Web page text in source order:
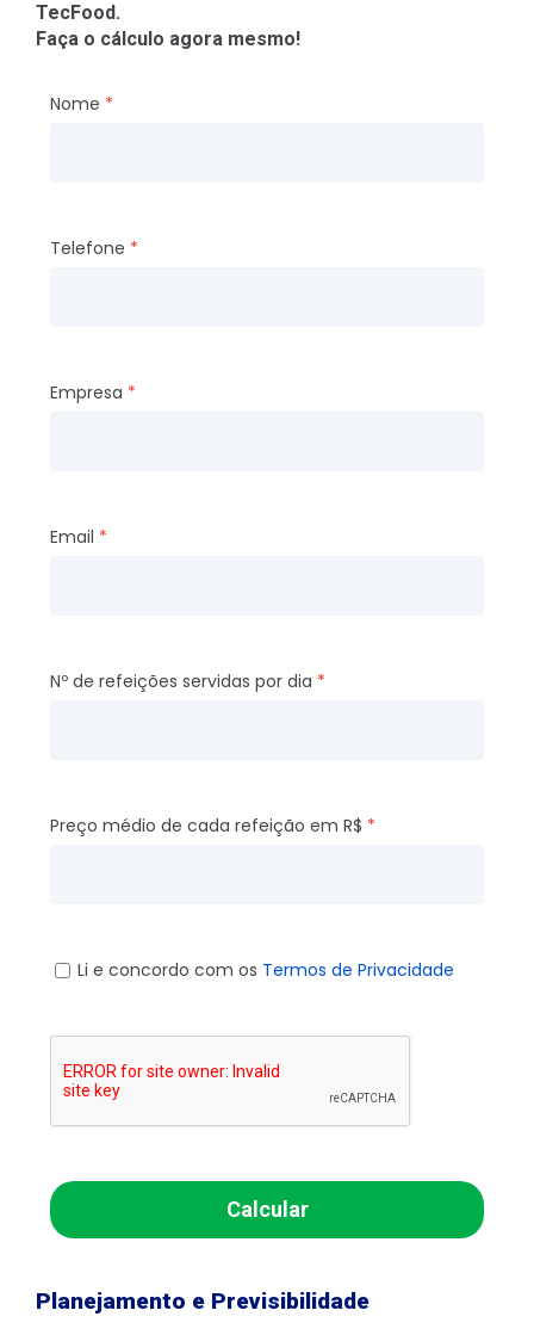
TecFood.
Faça o cálculo agora mesmo!
Nome
Telefone
Empresa
Email
Nº de refeições servidas por dia
Preço médio de cada refeição em R$
Li e concordo com os Termos de Privacidade
Calcular
Planejamento e Previsibilidade